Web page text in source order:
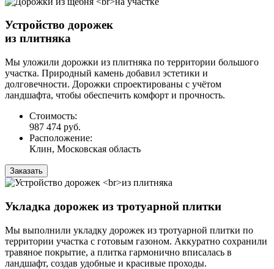
Устройство дорожек
из плитняка
Мы уложили дорожки из плитняка по территории большого
участка. Природный камень добавил эстетики и
долговечности. Дорожки спроектированы с учётом
ландшафта, чтобы обеспечить комфорт и прочность.
Стоимость:
987 474 руб.
Расположение:
Клин, Московская область
Заказать
Укладка дорожек из тротуарной плитки
Мы выполнили укладку дорожек из тротуарной плитки по
территории участка с готовым газоном. Аккуратно сохранили
травяное покрытие, а плитка гармонично вписалась в
ландшафт, создав удобные и красивые проходы.